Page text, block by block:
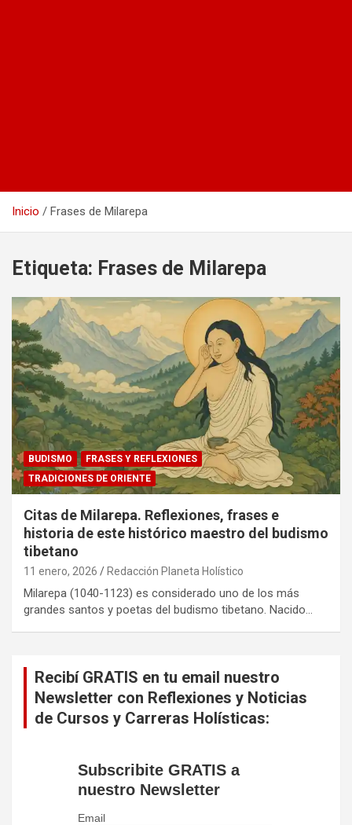
Inicio Frases de Milarepa
Etiqueta: Frases de Milarepa
BUDISMO
FRASES Y REFLEXIONES
TRADICIONES DE ORIENTE
Citas de Milarepa. Reflexiones, frases e
historia de este histórico maestro del budismo
tibetano
11 enero, 2026 Redacción Planeta Holístico
Milarepa (1040-1123) es considerado uno de los más
grandes santos y poetas del budismo tibetano. Nacido…
Recibí GRATIS en tu email nuestro
Newsletter con Reflexiones y Noticias
de Cursos y Carreras Holísticas:
Subscribite GRATIS a
nuestro Newsletter
Email